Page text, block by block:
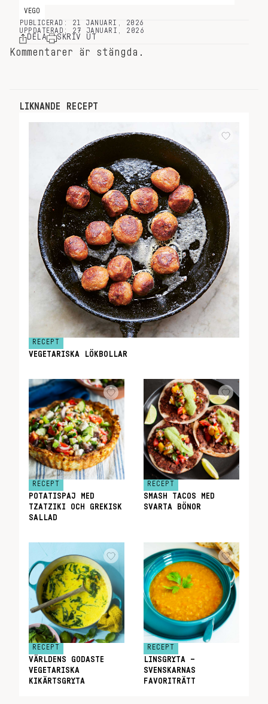
VEGO
PUBLICERAD: 21 JANUARI, 2026
UPPDATERAD: 27 JANUARI, 2026
DELA SKRIV UT
Kommentarer är stängda.
LIKNANDE RECEPT
RECEPT
VEGETARISKA LÖKBOLLAR
RECEPT
POTATISPAJ MED
TZATZIKI OCH GREKISK
SALLAD
RECEPT
SMASH TACOS MED
SVARTA BÖNOR
RECEPT
VÄRLDENS GODASTE
VEGETARISKA
KIKÄRTSGRYTA
RECEPT
LINSGRYTA –
SVENSKARNAS
FAVORITRÄTT